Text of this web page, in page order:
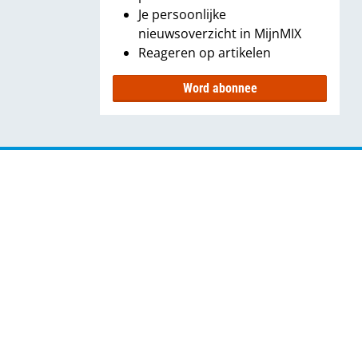
Je persoonlijke
nieuwsoverzicht in MijnMIX
Reageren op artikelen
Word abonnee